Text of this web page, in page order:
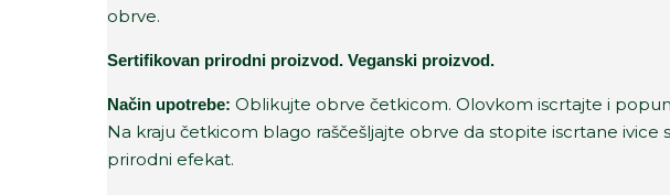
obrve.
Sertifikovan prirodni proizvod. Veganski proizvod.
Način upotrebe: Oblikujte obrve četkicom. Olovkom iscrtajte i
Na kraju četkicom blago raščešljajte obrve da stopite iscrtane ivice
prirodni efekat.